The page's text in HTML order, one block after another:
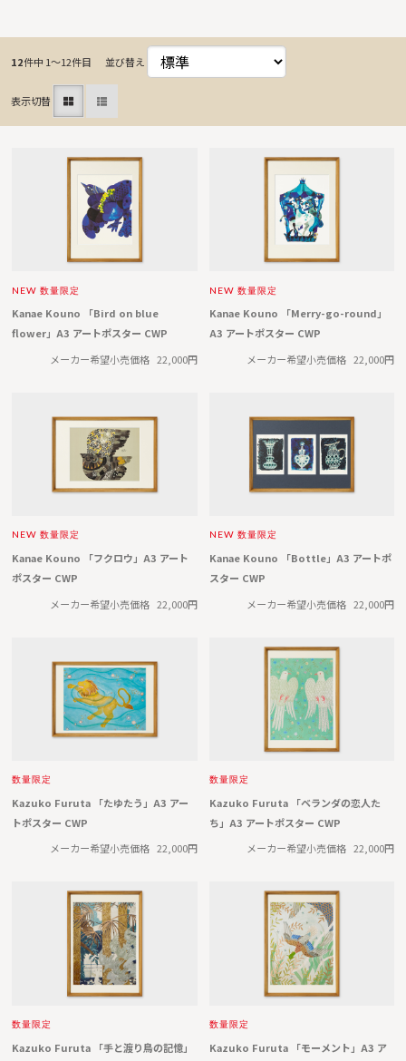
12件中 1〜12件目 並び替え
表示切替
NEW 数量限定
Kanae Kouno 「Bird on blue
flower」A3 アートポスター CWP
メーカー希望小売価格 22,000円
NEW 数量限定
Kanae Kouno 「Merry-go-round」
A3 アートポスター CWP
メーカー希望小売価格 22,000円
NEW 数量限定
Kanae Kouno 「フクロウ」A3 アート
ポスター CWP
メーカー希望小売価格 22,000円
NEW 数量限定
Kanae Kouno 「Bottle」A3 アートポ
スター CWP
メーカー希望小売価格 22,000円
数量限定
Kazuko Furuta 「たゆたう」A3 アー
トポスター CWP
メーカー希望小売価格 22,000円
数量限定
Kazuko Furuta 「ベランダの恋人た
ち」A3 アートポスター CWP
メーカー希望小売価格 22,000円
数量限定
Kazuko Furuta 「手と渡り鳥の記憶」
数量限定
Kazuko Furuta 「モーメント」A3 ア